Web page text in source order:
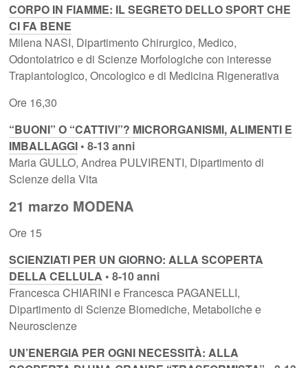
CORPO IN FIAMME: IL SEGRETO DELLO SPORT CHE
CI FA BENE
Milena NASI, Dipartimento Chirurgico, Medico,
Odontoiatrico e di Scienze Morfologiche con interesse
Trapiantologico, Oncologico e di Medicina Rigenerativa
Ore 16,30
“BUONI” O “CATTIVI”? MICRORGANISMI, ALIMENTI E
IMBALLAGGI • 8-13 anni
Maria GULLO, Andrea PULVIRENTI, Dipartimento di
Scienze della Vita
21 marzo MODENA
Ore 15
SCIENZIATI PER UN GIORNO: ALLA SCOPERTA
DELLA CELLULA • 8-10 anni
Francesca CHIARINI e Francesca PAGANELLI,
Dipartimento di Scienze Biomediche, Metaboliche e
Neuroscienze
UN’ENERGIA PER OGNI NECESSITÀ: ALLA